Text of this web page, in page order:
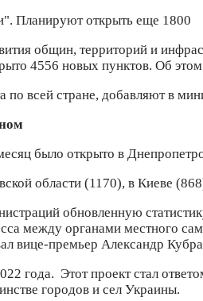
общин, территорий и
4556 новых пунктов. Об
всей стране, добавляют в
было открыто в
области (1170), в Киеве
обновленную
между органами местного
вице-премьер Александр
года. Этот проект стал
городов и сел Украины.